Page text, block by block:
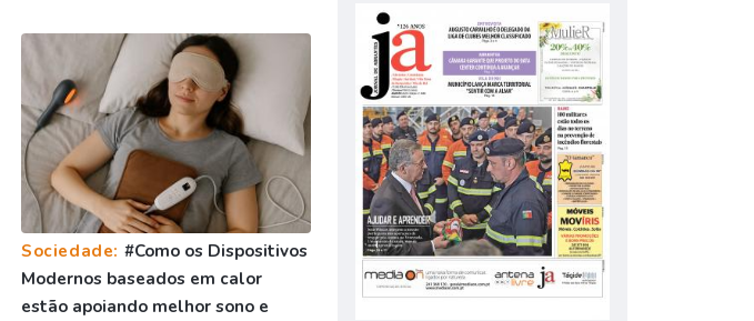
Sociedade: #Como os Dispositivos
Modernos baseados em calor
estão apoiando melhor sono e